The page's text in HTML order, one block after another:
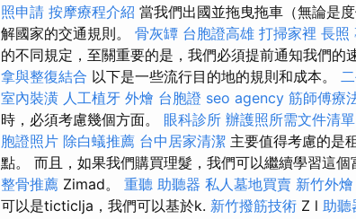
照申請 按摩療程介紹 當我們出國並拖曳拖車（無論是
解國家的交通規則。 骨灰罈 台胞證高雄 打掃家裡 長照
的不同規定，至關重要的是，我們必須提前通知我們的
拿與整復結合 以下是一些流行目的地的規則和成本。
室內裝潢 人工植牙 外燴 台胞證 seo agency 筋師傅療
時，必須考慮幾個方面。 眼科診所 辦護照所需文件清單
胞證照片 除白蟻推薦 台中居家清潔 主要值得考慮的是
點。 而且，如果我們購買理髮，我們可以繼續學習這
整骨推薦 Zimad。 重聽 助聽器 私人墓地買賣 新竹外燴
可以是ticticlja，我們可以基於k. 新竹撥筋技術 Z l 助聽